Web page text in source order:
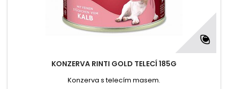
KONZERVA RINTI GOLD TELECÍ 185G
Konzerva s telecím masem.